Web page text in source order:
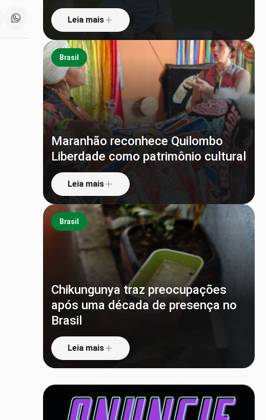
Leia mais
Brasil
Maranhão reconhece Quilombo
Liberdade como patrimônio cultural
Leia mais
Brasil
Chikungunya traz preocupações
após uma década de presença no
Brasil
Leia mais